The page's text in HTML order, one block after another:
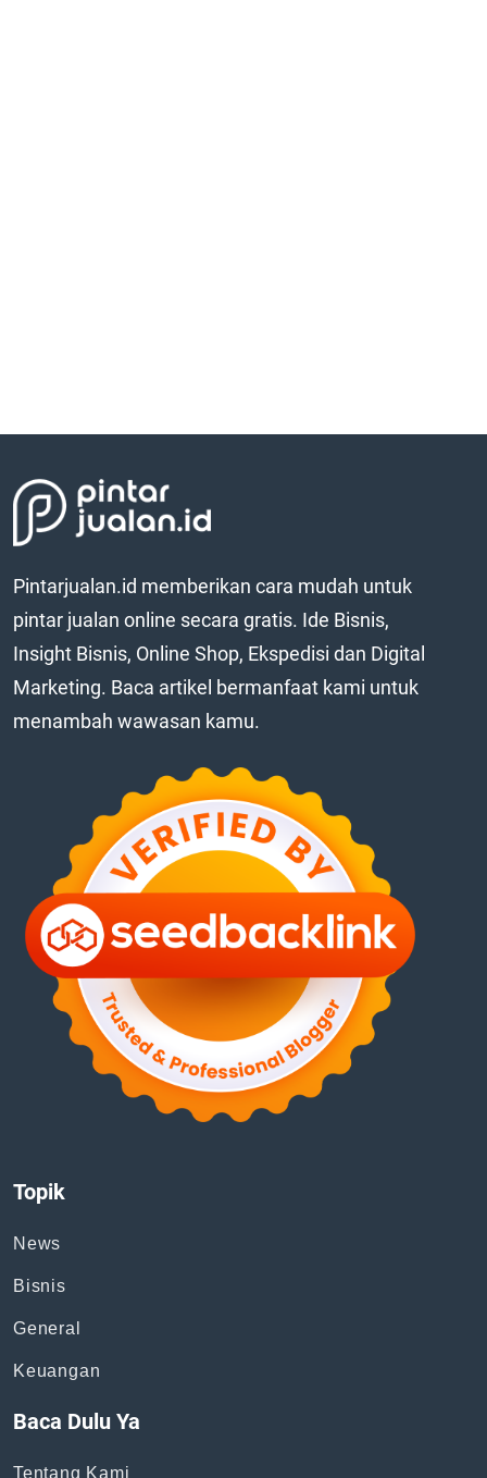
Pintarjualan.id memberikan cara mudah untuk
pintar jualan online secara gratis. Ide Bisnis,
Insight Bisnis, Online Shop, Ekspedisi dan Digital
Marketing. Baca artikel bermanfaat kami untuk
menambah wawasan kamu.
Topik
News
Bisnis
General
Keuangan
Baca Dulu Ya
Tentang Kami